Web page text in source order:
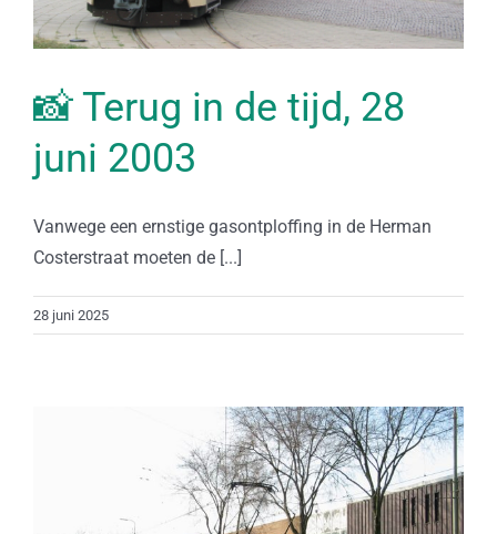
📸 Terug in de tijd, 28
juni 2003
Vanwege een ernstige gasontploffing in de Herman
Costerstraat moeten de [...]
28 juni 2025